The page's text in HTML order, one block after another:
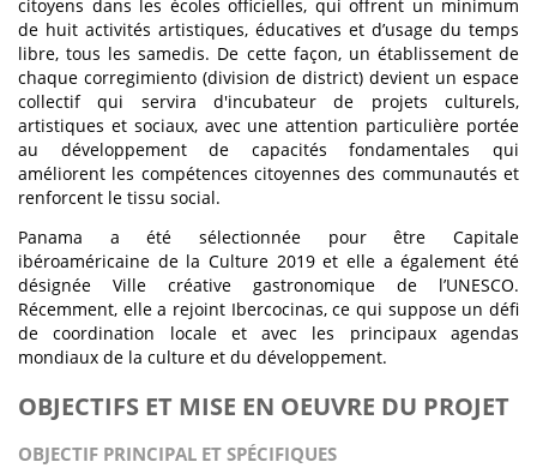
citoyens dans les écoles officielles, qui offrent un minimum
de huit activités artistiques, éducatives et d’usage du temps
libre, tous les samedis. De cette façon, un établissement de
chaque corregimiento (division de district) devient un espace
collectif qui servira d'incubateur de projets culturels,
artistiques et sociaux, avec une attention particulière portée
au développement de capacités fondamentales qui
améliorent les compétences citoyennes des communautés et
renforcent le tissu social.
Panama a été sélectionnée pour être Capitale
ibéroaméricaine de la Culture 2019 et elle a également été
désignée Ville créative gastronomique de l’UNESCO.
Récemment, elle a rejoint Ibercocinas, ce qui suppose un défi
de coordination locale et avec les principaux agendas
mondiaux de la culture et du développement.
OBJECTIFS ET MISE EN OEUVRE DU PROJET
OBJECTIF PRINCIPAL ET SPÉCIFIQUES